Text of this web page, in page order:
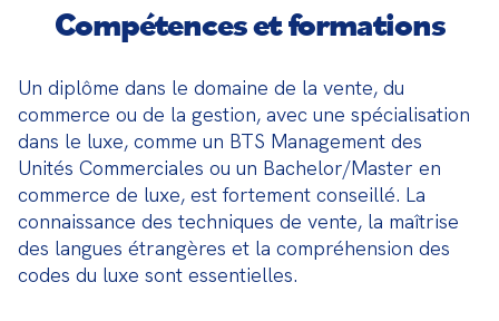
Compétences et formations
Un diplôme dans le domaine de la vente, du
commerce ou de la gestion, avec une spécialisation
dans le luxe, comme un BTS Management des
Unités Commerciales ou un Bachelor/Master en
commerce de luxe, est fortement conseillé. La
connaissance des techniques de vente, la maîtrise
des langues étrangères et la compréhension des
codes du luxe sont essentielles.